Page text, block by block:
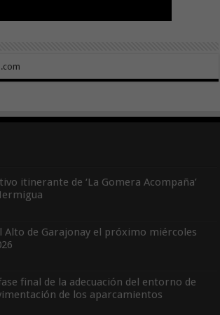
las cuantías
Tenerife
itinerante de ‘La Gomera Acompaña’
Alto de Garajonay el próximo miércoles
final de la adecuación del entorno de
de los aparcamientos